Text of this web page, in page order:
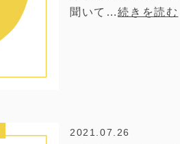
聞いて…続きを読む
2021.07.26